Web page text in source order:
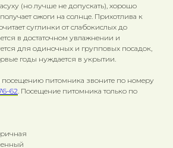
(но лучше не допускать), хорошо
ожоги на солнце. Прихотлива к
суглинки от слабокислых до
в достаточном увлажнении и
для одиночных и групповых посадок,
годы нуждается в укрытии.
питомника звоните по номеру
62 . Посещение питомника только по